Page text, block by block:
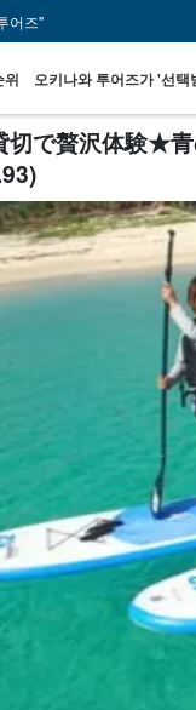
어즈"
위 오키나와 투어즈가 '선
で贅沢体験★